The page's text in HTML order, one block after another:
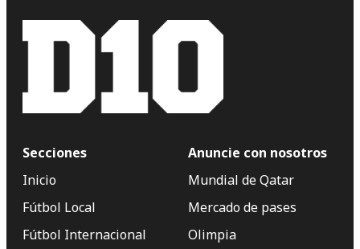
Secciones
Inicio
Fútbol Local
Fútbol Internacional
Anuncie con nosotros
Mundial de Qatar
Mercado de pases
Olimpia